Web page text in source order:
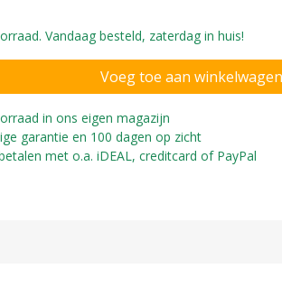
Voor kinderen vanaf 1,5 jaar
Vandaag besteld, zaterdag in huis!
in ons eigen magazijn
garantie en 100 dagen op zicht
met o.a. iDEAL, creditcard of PayPal